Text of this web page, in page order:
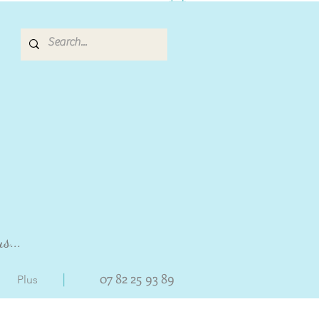
Plus | 07 82 25 93 89